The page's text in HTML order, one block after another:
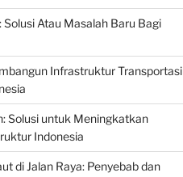
Solusi Atau Masalah Baru Bagi
Infrastruktur Transportasi
Solusi untuk Meningkatkan
Indonesia
di Jalan Raya: Penyebab dan